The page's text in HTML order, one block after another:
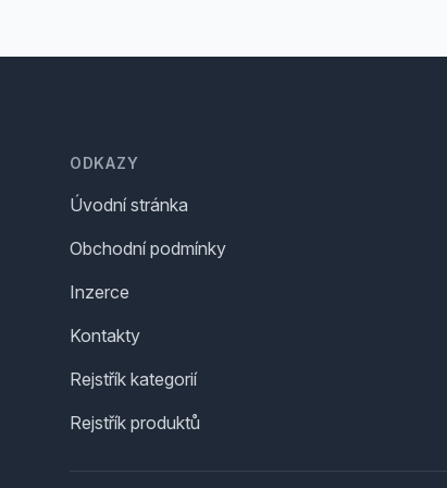
ODKAZY
Úvodní stránka
Obchodní podmínky
Inzerce
Kontakty
Rejstřík kategorií
Rejstřík produktů